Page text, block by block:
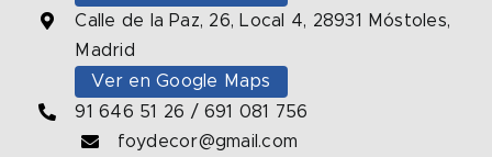
Calle de la Paz, 26, Local 4, 28931 Móstoles,
Madrid
Ver en Google Maps
91 646 51 26 / 691 081 756
foydecor@gmail.com